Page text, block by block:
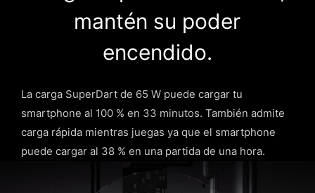
mantén su poder
encendido.
La carga SuperDart de 65 W puede cargar tu
smartphone al 100 % en 33 minutos. También admite
carga rápida mientras juegas ya que el smartphone
puede cargar al 38 % en una partida de una hora.